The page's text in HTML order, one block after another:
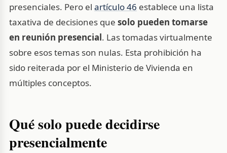
presenciales. Pero el artículo 46 establece una lista
taxativa de decisiones que solo pueden tomarse
en reunión presencial. Las tomadas virtualmente
sobre esos temas son nulas. Esta prohibición ha
sido reiterada por el Ministerio de Vivienda en
múltiples conceptos.
Qué solo puede decidirse
presencialmente